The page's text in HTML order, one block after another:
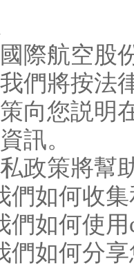
際航空股
們將按法
向您説明
訊。
政策將幫
們如何收
們如何使
們如何分